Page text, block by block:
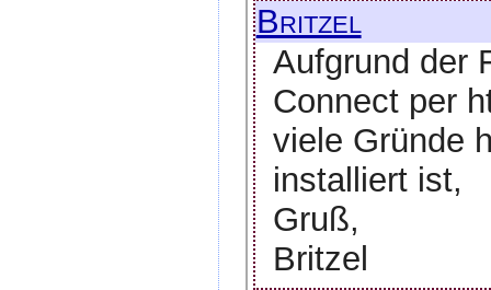
Britzel
Aufgrund der
Connect per
viele Gründe
installiert ist,
Gruß,
Britzel